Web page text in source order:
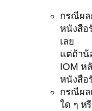
กรณีผล
หนังสือ
เลย
แต่ถ้าน้
IOM ห
หนังสือ
กรณีผล
ใด ๆ ห